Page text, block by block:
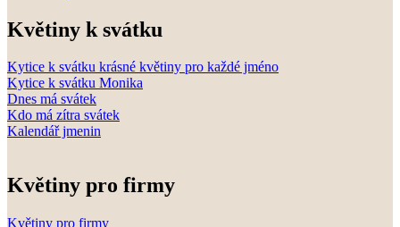
Květiny k svátku
Kytice k svátku krásné květiny pro každé jméno
Kytice k svátku Monika
Dnes má svátek
Kdo má zítra svátek
Kalendář jmenin
Květiny pro firmy
Květiny pro firmy